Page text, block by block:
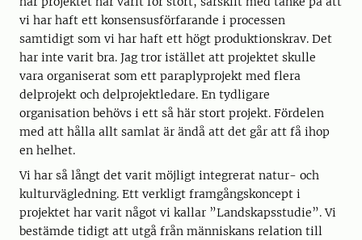
vi har haft ett konsensusförfarande i processen
samtidigt som vi har haft ett högt produktionskrav. Det
har inte varit bra. Jag tror istället att projektet skulle
vara organiserat som ett paraplyprojekt med flera
delprojekt och delprojektledare. En tydligare
organisation behövs i ett så här stort projekt. Fördelen
med att hålla allt samlat är ändå att det går att få ihop
en helhet.
Vi har så långt det varit möjligt integrerat natur- och
kulturvägledning. Ett verkligt framgångskoncept i
projektet har varit något vi kallar ”Landskapsstudie”. Vi
bestämde tidigt att utgå från människans relation till